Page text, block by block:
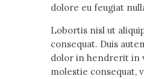
dolore eu feugiat
Lobortis nisl ut
consequat. Duis
dolor in hendrerit in
molestie consequat,